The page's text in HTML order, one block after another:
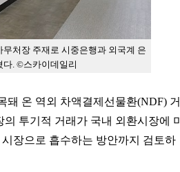
처장 주재로 시중은행과 외국계 은
다. ©스카이데일리
돼 온 역외 차액결제선물환(NDF) 거
투기적 거래가 국내 외환시장에 미
장으로 흡수하는 방안까지 검토하